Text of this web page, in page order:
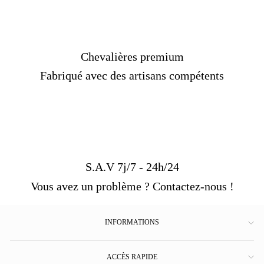
Chevalières premium
Fabriqué avec des artisans compétents
S.A.V 7j/7 - 24h/24
Vous avez un problème ? Contactez-nous !
INFORMATIONS
ACCÈS RAPIDE